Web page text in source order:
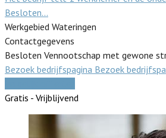
Besloten…
Werkgebied Wateringen
Contactgegevens
Besloten Vennootschap met gewone
Bezoek bedrijfspagina Bezoek
Gratis - Vrijblijvend